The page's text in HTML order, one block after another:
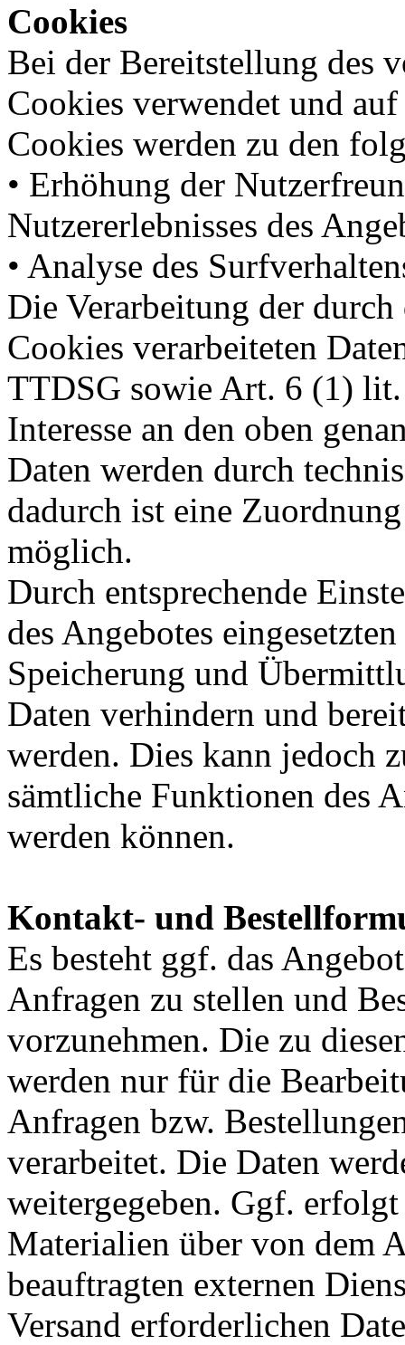
Cookies
Bei der Bereitstellung des
Cookies verwendet und
Cookies werden zu den
• Erhöhung der
Nutzererlebnisses des
• Analyse des
Die Verarbeitung der
Cookies verarbeiteten
TTDSG sowie Art. 6 (1)
Interesse an den oben
Daten werden durch
dadurch ist eine
möglich.
Durch entsprechende
des Angebotes
Speicherung und
Daten verhindern und
werden. Dies kann jedoch
sämtliche Funktionen des
werden können.
Kontakt- und
Es besteht ggf. das
Anfragen zu stellen und
vorzunehmen. Die zu
werden nur für die
Anfragen bzw.
verarbeitet. Die Daten
weitergegeben. Ggf.
Materialien über von dem
beauftragten externen
Versand erforderlichen